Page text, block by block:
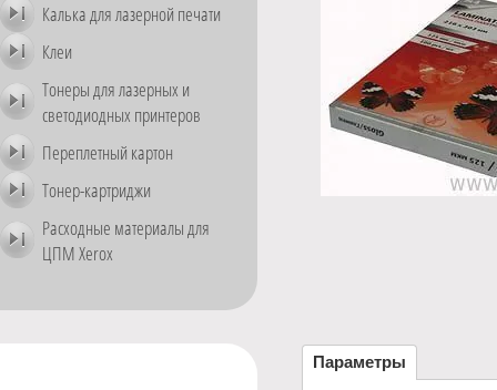
Параметры
Калька для лазерной печати
Клеи
Тонеры для лазерных и
светодиодных принтеров
Переплетный картон
Тонер-картриджи
Расходные материалы для
ЦПМ Xerox